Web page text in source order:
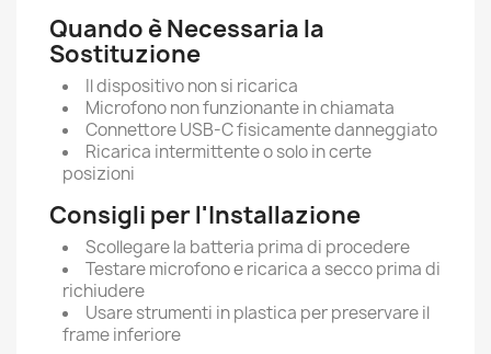
Quando è Necessaria la
Sostituzione
Il dispositivo non si ricarica
Microfono non funzionante in chiamata
Connettore USB-C fisicamente danneggiato
Ricarica intermittente o solo in certe
posizioni
Consigli per l'Installazione
Scollegare la batteria prima di procedere
Testare microfono e ricarica a secco prima di
richiudere
Usare strumenti in plastica per preservare il
frame inferiore